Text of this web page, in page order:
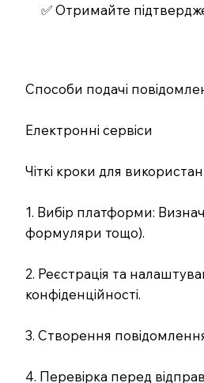
✅ Отримайте
Способи подачі
Електронні сервіси
Чіткі кроки для
1. Вибір платформи:
формуляри тощо).
2. Реєстрація та
конфіденційності.
3. Створення
4. Перевірка перед